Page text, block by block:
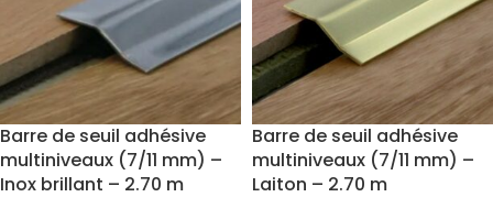
Barre de seuil adhésive
multiniveaux (7/11 mm) –
Inox brillant – 2.70 m
Barre de seuil adhésive
multiniveaux (7/11 mm) –
Laiton – 2.70 m